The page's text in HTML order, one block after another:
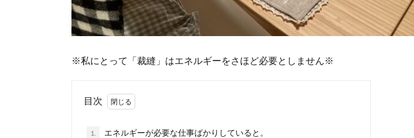
※私にとって「裁縫」はエネルギーをさほど必要としません※
目次
1. エネルギーが必要な仕事ばかりしていると。